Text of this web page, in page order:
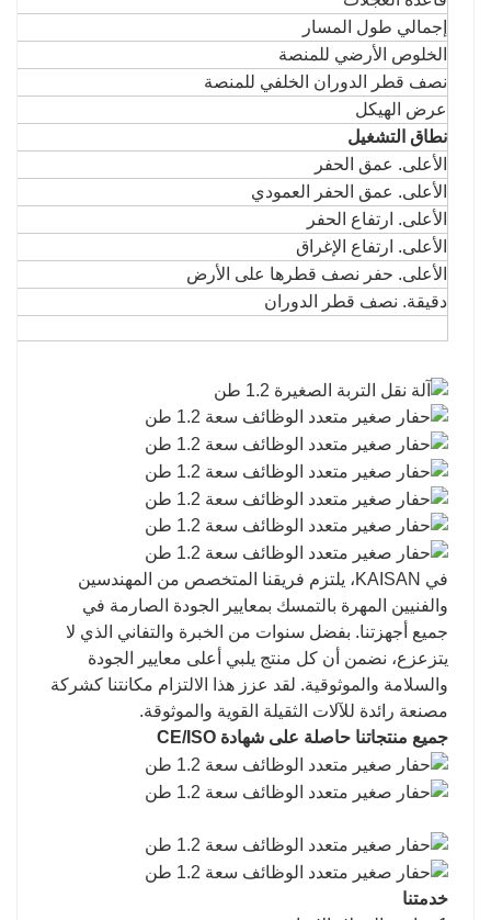
إجمالي طول المسار
الخلوص الأرضي للمنصة
نصف قطر الدوران الخلفي للمنصة
عرض الهيكل
نطاق التشغيل
الأعلى. عمق الحفر
الأعلى. عمق الحفر العمودي
الأعلى. ارتفاع الحفر
الأعلى. ارتفاع الإغراق
الأعلى. حفر نصف قطرها على الأرض
دقيقة. نصف قطر الدوران
في KAISAN، يلتزم فريقنا المتخصص من المهندسين
والفنيين المهرة بالتمسك بمعايير الجودة الصارمة في
جميع أجهزتنا. بفضل سنوات من الخبرة والتفاني الذي لا
يتزعزع، نضمن أن كل منتج يلبي أعلى معايير الجودة
والسلامة والموثوقية. لقد عزز هذا الالتزام مكانتنا كشركة
مصنعة رائدة للآلات الثقيلة القوية والموثوقة.
جميع منتجاتنا حاصلة على شهادة CE/ISO
خدمتنا